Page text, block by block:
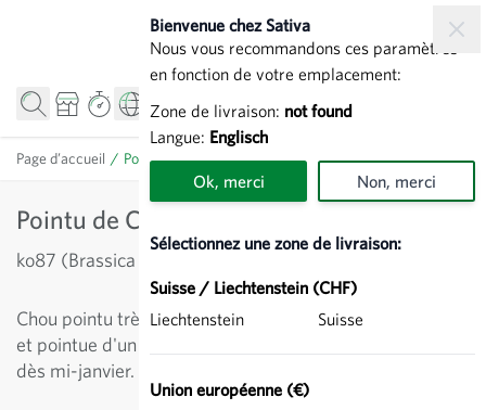
Bienvenue chez Sativa
Nous vous recommandons ces paramètres
en fonction de votre emplacement:
Zone de livraison: not found
Langue: Englisch
Ok, merci Non, merci
Sélectionnez une zone de livraison:
Suisse / Liechtenstein (CHF)
Liechtenstein
Suisse
Union européenne (€)
Page d’accueil / Pointu de Châteaurenard - Chou blanc
Pointu de Châteaurenard - Chou blanc
ko87 (Brassica oleracea convar. capitata)
Chou pointu très précoce, pied court, petite tête serrée
et pointue d'un vert franc. Semis en pépinière possible
dès mi-janvier.